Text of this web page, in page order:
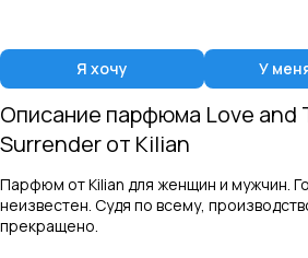
Я хочу У
Описание парфюма Love and
Surrenderот Kilian
Парфюм от Kilian для женщин и мужчин.
неизвестен. Судя по всему,
прекращено.